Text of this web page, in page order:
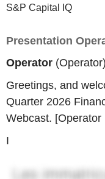
S&P Capital IQ
Presentation
Operator (Operator)
Greetings, and
Quarter 2026
Webcast.
I